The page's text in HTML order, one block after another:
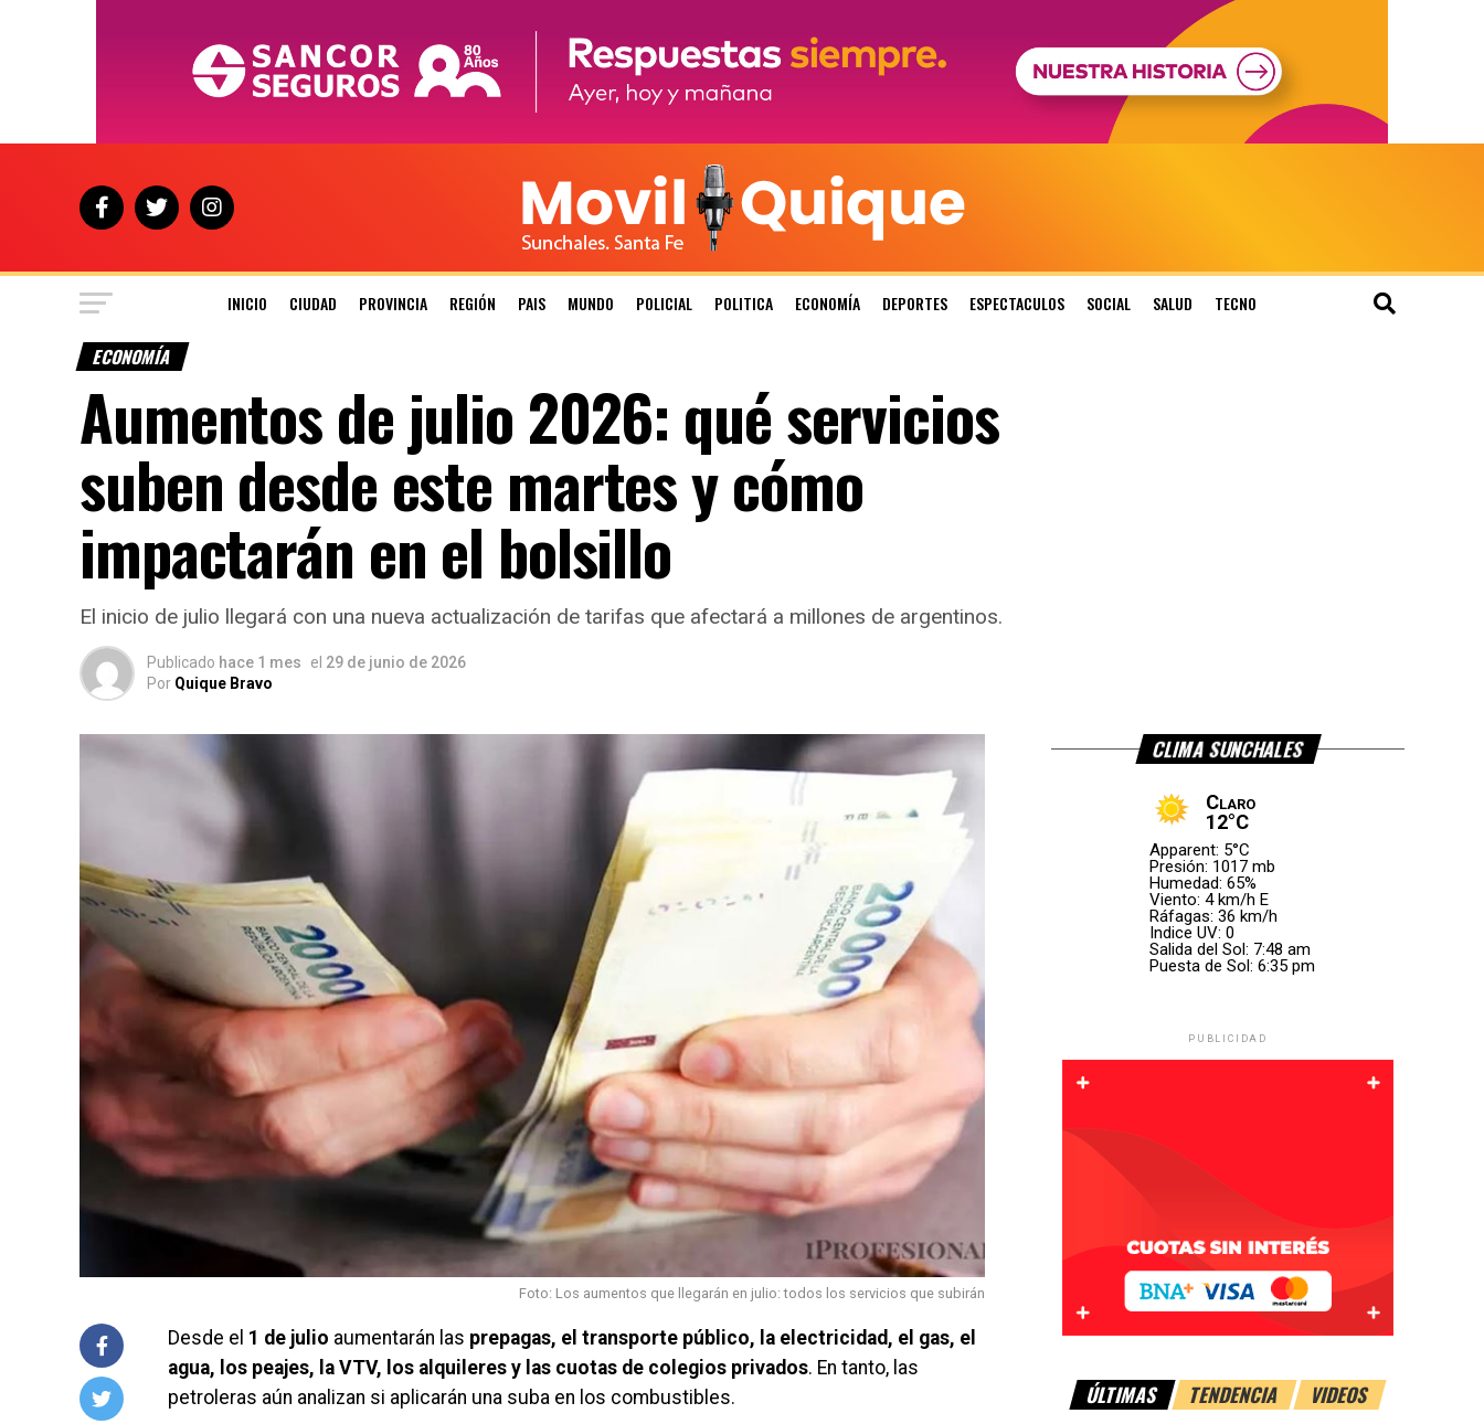
INICIO CIUDAD PROVINCIA REGIÓN PAIS MUNDO POLICIAL POLITICA ECONOMÍA DEPORTES ESPECTACULOS SOCIAL SALUD TECNO
ECONOMÍA
Aumentos de julio 2026: qué servicios
suben desde este martes y cómo
impactarán en el bolsillo
El inicio de julio llegará con una nueva actualización de tarifas que afectará a millones de argentinos.
Publicado hace 1 mes el 29 de junio de 2026
Por Quique Bravo
Foto: Los aumentos que llegarán en julio: todos los servicios que subirán
Desde el 1 de julio aumentarán las prepagas, el transporte público, la electricidad, el gas, el
agua, los peajes, la VTV, los alquileres y las cuotas de colegios privados. En tanto, las
petroleras aún analizan si aplicarán una suba en los combustibles.
CLIMA SUNCHALES
Claro
12°C
Apparent: 5°C
Presión: 1017 mb
Humedad: 65%
Viento: 4 km/h E
Ráfagas: 36 km/h
Indice UV: 0
Salida del Sol: 7:48 am
Puesta de Sol: 6:35 pm
PUBLICIDAD
ÚLTIMAS TENDENCIA VIDEOS